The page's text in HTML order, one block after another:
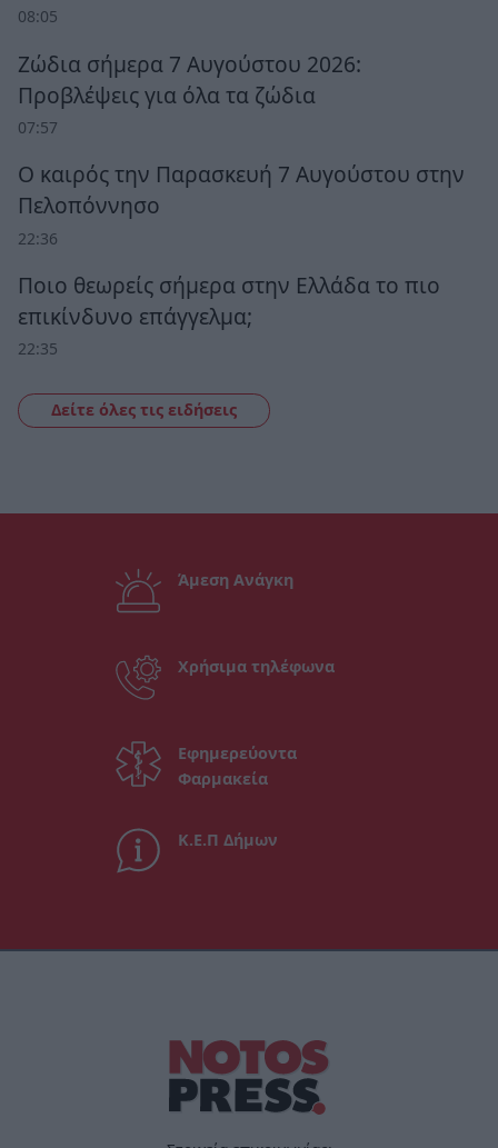
08:05
Ζώδια σήμερα 7 Αυγούστου 2026:
Προβλέψεις για όλα τα ζώδια
07:57
Ο καιρός την Παρασκευή 7 Αυγούστου στην
Πελοπόννησο
22:36
Ποιο θεωρείς σήμερα στην Ελλάδα το πιο
επικίνδυνο επάγγελμα;
22:35
Δείτε όλες τις ειδήσεις
Άμεση Ανάγκη
Χρήσιμα τηλέφωνα
Εφημερεύοντα
Φαρμακεία
Κ.Ε.Π Δήμων